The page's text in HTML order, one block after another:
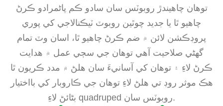
توھان چاھيندڙ روبوٽس سان سادو ڪم پاڻمرادو ڪرڻ
چاھيو ٿا يا جديد چوٿين روبوٽ ٽيڪنالاجي کي پوري
پروڊڪشن لائن ۾ ضم ڪرڻ چاھيو ٿا، اسان وٽ تمام
گھڻي صلاحيت آھي توھان جي سڄي عمل ۾ ھدايت
ڪرڻ لاءِ ۽ توھان کي آسانيءَ سان ھلڻ ۾ مدد ڪريون ٿا
ھڪ موثر روڊ تي ھلڻ لاءِ توھان جي ڪاروبار کي بااختيار
بڻائڻ لاءِ quadruped روبوٽس سان.